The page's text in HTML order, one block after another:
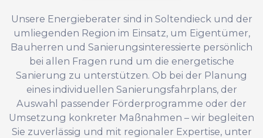
Unsere Energieberater sind in Soltendieck und der
umliegenden Region im Einsatz, um Eigentümer,
Bauherren und Sanierungsinteressierte persönlich
bei allen Fragen rund um die energetische
Sanierung zu unterstützen. Ob bei der Planung
eines individuellen Sanierungsfahrplans, der
Auswahl passender Förderprogramme oder der
Umsetzung konkreter Maßnahmen – wir begleiten
Sie zuverlässig und mit regionaler Expertise, unter